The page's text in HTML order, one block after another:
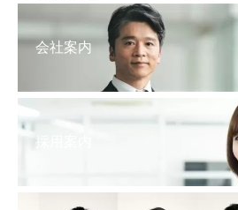
会社案内
採用案内